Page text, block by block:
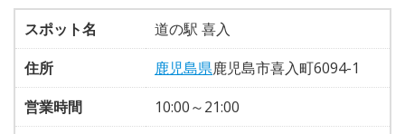
スポット名
道の駅 喜入
住所
鹿児島県鹿児島市喜入町6094-1
営業時間
10:00～21:00